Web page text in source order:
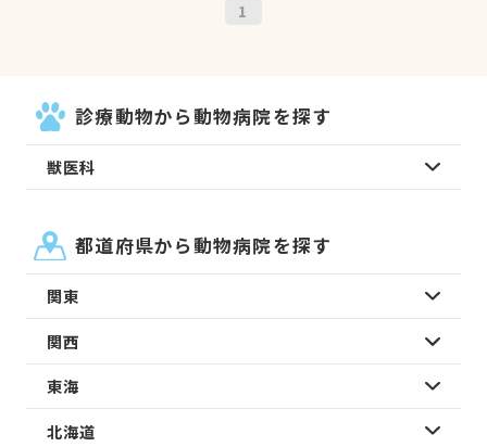
1
診療動物から動物病院を探す
獣医科
都道府県から動物病院を探す
関東
関西
東海
北海道